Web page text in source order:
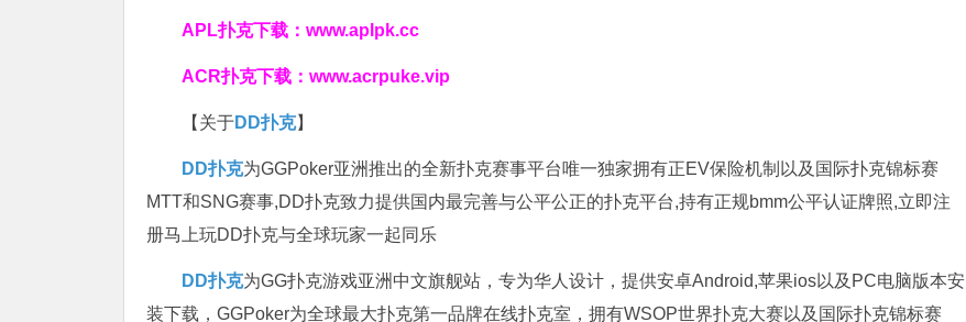
APL扑克下载： www.aplpk.cc
ACR扑克下载： www.acrpuke.vip
【关于DD扑克】
DD扑克为GGPoker亚洲推出的全新扑克赛事平台唯一独家拥有正EV保险机制以及国际扑克锦标赛
MTT和SNG赛事,DD扑克致力提供国内最完善与公平公正的扑克平台,持有正规bmm公平认证牌照,立即注
册马上玩DD扑克与全球玩家一起同乐
DD扑克为GG扑克游戏亚洲中文旗舰站，专为华人设计，提供安卓Android,苹果ios以及PC电脑版本安
装下载，GGPoker为全球最大扑克第一品牌在线扑克室，拥有WSOP世界扑克大赛以及国际扑克锦标赛